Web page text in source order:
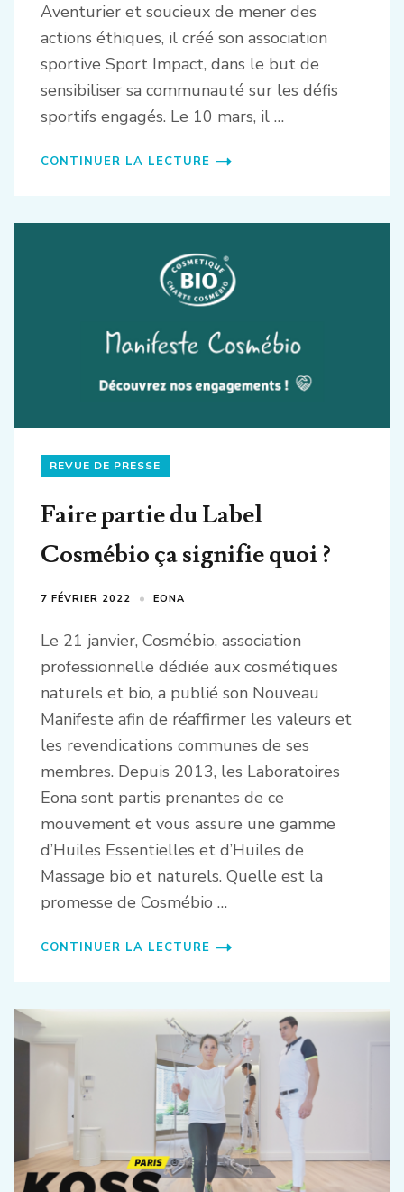
Aventurier et soucieux de mener des
actions éthiques, il créé son association
sportive Sport Impact, dans le but de
sensibiliser sa communauté sur les défis
sportifs engagés. Le 10 mars, il …
CONTINUER LA LECTURE
REVUE DE PRESSE
Faire partie du Label
Cosmébio ça signifie quoi ?
7 FÉVRIER 2022 EONA
Le 21 janvier, Cosmébio, association
professionnelle dédiée aux cosmétiques
naturels et bio, a publié son Nouveau
Manifeste afin de réaffirmer les valeurs et
les revendications communes de ses
membres. Depuis 2013, les Laboratoires
Eona sont partis prenantes de ce
mouvement et vous assure une gamme
d’Huiles Essentielles et d’Huiles de
Massage bio et naturels. Quelle est la
promesse de Cosmébio …
CONTINUER LA LECTURE